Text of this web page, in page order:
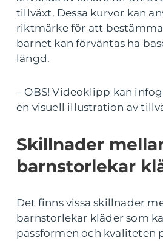
tillväxt. Dessa kurvor kan
riktmärke för att
barnet kan förväntas ha
längd.
– OBS! Videoklipp kan
en visuell illustration av
Skillnader
barnstorlekar
Det finns vissa skillnader
barnstorlekar kläder som
passformen och kvaliteten